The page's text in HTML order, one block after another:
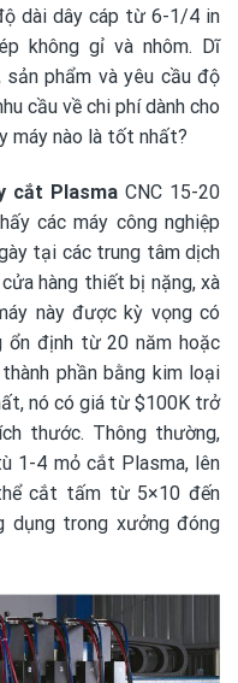
dài dây cáp từ 6-1/4 in
không gỉ và nhôm. Dĩ
phẩm và yêu cầu độ
cầu về chi phí dành cho
máy nào là tốt nhất?
cắt Plasma CNC 15-20
các máy công nghiệp
tại các trung tâm dịch
hàng thiết bị nặng, xà
này được kỳ vọng có
ổn định từ 20 năm hoặc
phần bằng kim loại
nó có giá từ $100K trở
thước. Thông thường,
1-4 mỏ cắt Plasma, lên
cắt tấm từ 5×10 đến
dụng trong xưởng đóng